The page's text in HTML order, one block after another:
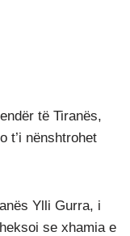
të Tiranës,
t’i nënshtrohet
Ylli Gurra, i
se xhamia e